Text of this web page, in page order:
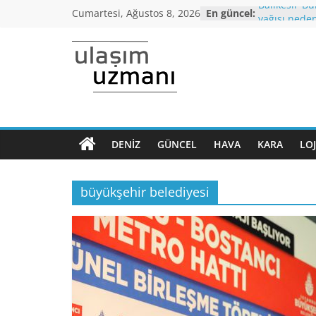
Cumartesi, Ağustos 8, 2026 En güncel: Balıkesir-
Dönem
kriterleri
Ulaşım
Uzmanı
Ulaşımın
sayfası
DENIZ GÜNCEL HAVA KARA
büyükşehir belediyesi